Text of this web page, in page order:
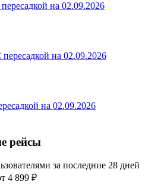
на 02.09.2026
пересадкой на 02.09.2026
на 02.09.2026
рейсы
за последние 28 дней
4 899 ₽